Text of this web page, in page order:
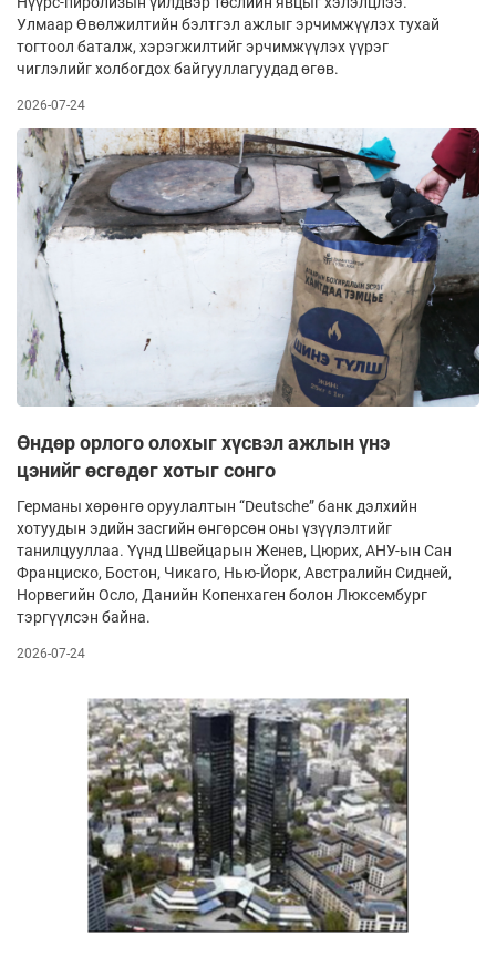
Улмаар Өвөлжилтийн бэлтгэл ажлыг эрчимжүүлэх тухай
тогтоол баталж, хэрэгжилтийг эрчимжүүлэх үүрэг
чиглэлийг холбогдох байгууллагуудад өгөв.
2026-07-24
Өндөр орлого олохыг хүсвэл ажлын үнэ
цэнийг өсгөдөг хотыг сонго
Германы хөрөнгө оруулалтын “Deutsche” банк дэлхийн
хотуудын эдийн засгийн өнгөрсөн оны үзүүлэлтийг
танилцууллаа. Үүнд Швейцарын Женев, Цюрих, АНУ-ын Сан
Франциско, Бостон, Чикаго, Нью-Йорк, Австралийн Сидней,
Норвегийн Осло, Данийн Копенхаген болон Люксембург
тэргүүлсэн байна.
2026-07-24